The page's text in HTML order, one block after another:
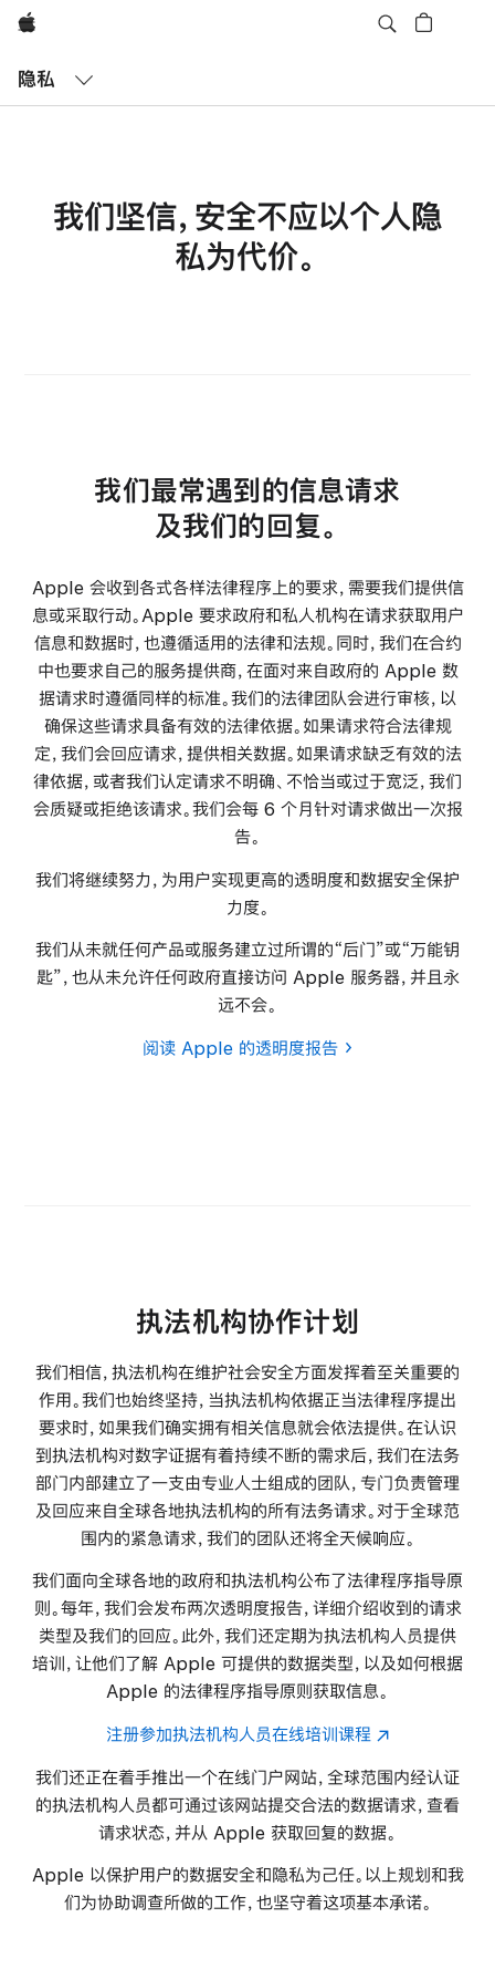
Apple
隐私
单
我们坚信，安全不应以个人隐
私为代价。
我们最常遇到的信息请求
及我们的回复。
Apple 会收到各式各样法律程序上的要求，需要我们提供信
息或采取行动。Apple 要求政府和私人机构在请求获取用户
信息和数据时，也遵循适用的法律和法规。同时，我们在合约
中也要求自己的服务提供商，在面对来自政府的 Apple 数
据请求时遵循同样的标准。我们的法律团队会进行审核，以
确保这些请求具备有效的法律依据。如果请求符合法律规
定，我们会回应请求，提供相关数据。如果请求缺乏有效的法
律依据，或者我们认定请求不明确、不恰当或过于宽泛，我们
会质疑或拒绝该请求。我们会每 6 个月针对请求做出一次报
告。
我们将继续努力，为用户实现更高的透明度和数据安全保护
力度。
我们从未就任何产品或服务建立过所谓的“后门”或“万能钥
匙”，也从未允许任何政府直接访问 Apple 服务器，并且永
远不会。
阅读 Apple 的透明度报告
执法机构协作计划
我们相信，执法机构在维护社会安全方面发挥着至关重要的
作用。我们也始终坚持，当执法机构依据正当法律程序提出
要求时，如果我们确实拥有相关信息就会依法提供。在认识
到执法机构对数字证据有着持续不断的需求后，我们在法务
部门内部建立了一支由专业人士组成的团队，专门负责管理
及回应来自全球各地执法机构的所有法务请求。对于全球范
围内的紧急请求，我们的团队还将全天候响应。
我们面向全球各地的政府和执法机构公布了法律程序指导原
则。每年，我们会发布两次透明度报告，详细介绍收到的请求
类型及我们的回应。此外，我们还定期为执法机构人员提供
培训，让他们了解 Apple 可提供的数据类型，以及如何根据
Apple 的法律程序指导原则获取信息。
注册参加执法机构人员在线培训课程
我们还正在着手推出一个在线门户网站，全球范围内经认证
的执法机构人员都可通过该网站提交合法的数据请求，查看
请求状态，并从 Apple 获取回复的数据。
Apple 以保护用户的数据安全和隐私为己任。以上规划和我
们为协助调查所做的工作，也坚守着这项基本承诺。